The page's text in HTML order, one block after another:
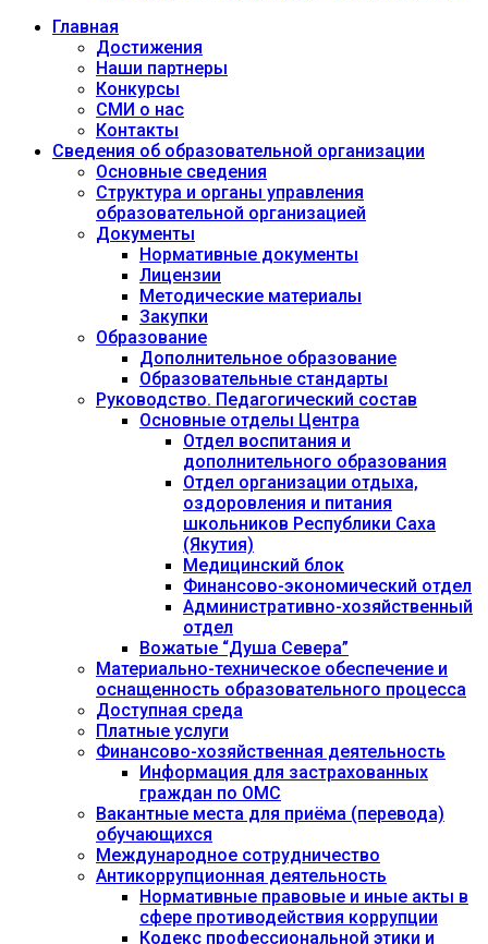
Главная
Достижения
Наши партнеры
Конкурсы
СМИ о нас
Контакты
Сведения об образовательной организации
Основные сведения
Структура и органы управления
образовательной организацией
Документы
Нормативные документы
Лицензии
Методические материалы
Закупки
Образование
Дополнительное образование
Образовательные стандарты
Руководство. Педагогический состав
Основные отделы Центра
Отдел воспитания и
дополнительного образования
Отдел организации отдыха,
оздоровления и питания
школьников Республики Саха
(Якутия)
Медицинский блок
Финансово-экономический отдел
Административно-хозяйственный
отдел
Вожатые “Душа Севера”
Материально-техническое обеспечение и
оснащенность образовательного процесса
Доступная среда
Платные услуги
Финансово-хозяйственная деятельность
Информация для застрахованных
граждан по ОМС
Вакантные места для приёма (перевода)
обучающихся
Международное сотрудничество
Антикоррупционная деятельность
Нормативные правовые и иные акты в
сфере противодействия коррупции
Кодекс профессиональной этики и